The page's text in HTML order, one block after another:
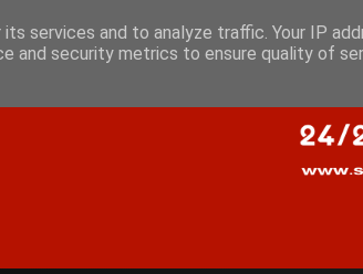
اتفاقية الاستخدام أعلن معانا اتصل بنا اقرأ الصحيفة PDF
services and to analyze traffic. Your IP
and security metrics to ensure quality of